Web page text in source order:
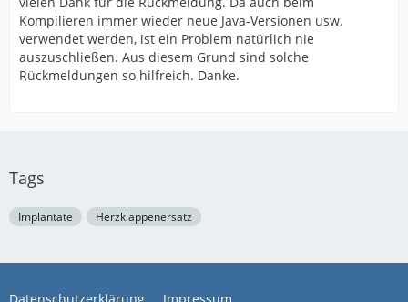
Kompilieren immer wieder neue Java-Versionen usw.
verwendet werden, ist ein Problem natürlich nie
auszuschließen. Aus diesem Grund sind solche
Rückmeldungen so hilfreich. Danke.
Tags
Implantate Herzklappenersatz